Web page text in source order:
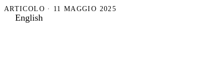
English
ARTICOLO · 11 MAGGIO 2025